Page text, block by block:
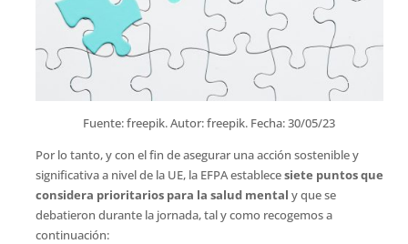
Fuente: freepik. Autor: freepik. Fecha: 30/05/23
Por lo tanto, y con el fin de asegurar una acción sostenible y
significativa a nivel de la UE, la EFPA establecesiete puntos que
considera prioritarios para la salud mental y que se
debatieron durante la jornada, tal y como recogemos a
continuación: